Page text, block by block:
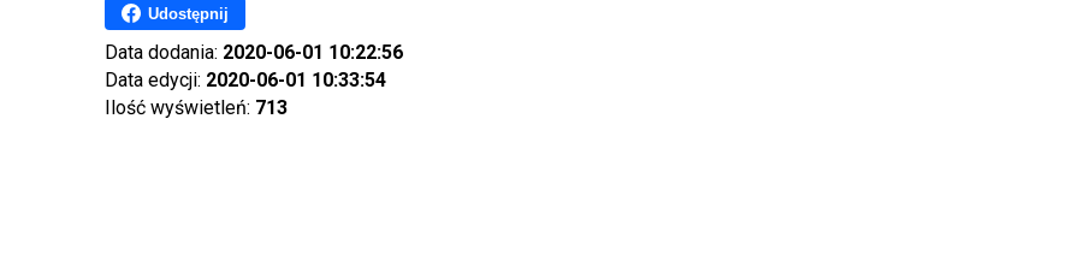
Udostępnij
Data dodania: 2020-06-01 10:22:56
Data edycji: 2020-06-01 10:33:54
Ilość wyświetleń: 713